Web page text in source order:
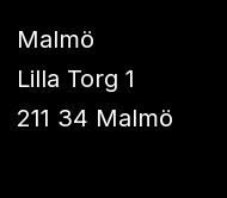
Malmö
Lilla Torg 1
211 34 Malmö